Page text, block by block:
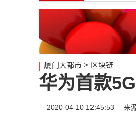
厦门大都市 > 区块链
华为首款
2020-04-10 12:45:53 来